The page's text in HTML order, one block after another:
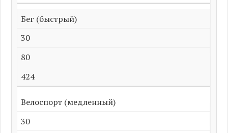
Бег (быстрый)
30
80
424
Велоспорт (медленный)
30